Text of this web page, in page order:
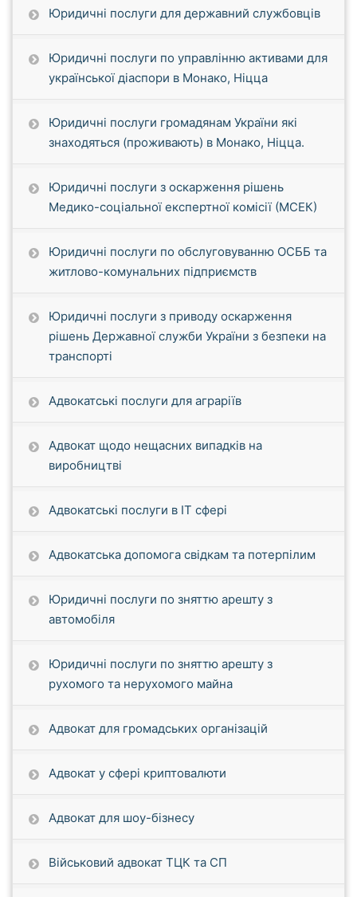
Юридичні послуги для державний службовців
Юридичні послуги по управлінню активами для
української діаспори в Монако, Ніцца
Юридичні послуги громадянам України які
знаходяться (проживають) в Монако, Ніцца.
Юридичні послуги з оскарження рішень
Медико-соціальної експертної комісії (МСЕК)
Юридичні послуги по обслуговуванню ОСББ та
житлово-комунальних підприємств
Юридичні послуги з приводу оскарження
рішень Державної служби України з безпеки на
транспорті
Адвокатські послуги для аграріїв
Адвокат щодо нещасних випадків на
виробництві
Адвокатські послуги в IT сфері
Адвокатська допомога свідкам та потерпілим
Юридичні послуги по зняттю арешту з
автомобіля
Юридичні послуги по зняттю арешту з
рухомого та нерухомого майна
Адвокат для громадських організацій
Адвокат у сфері криптовалюти
Адвокат для шоу-бізнесу
Військовий адвокат ТЦК та СП